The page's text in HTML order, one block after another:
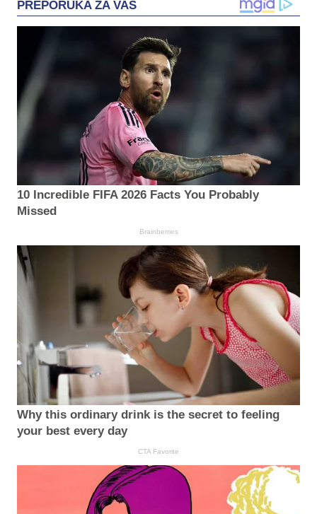
PREPORUKA ZA VAS
10 Incredible FIFA 2026 Facts You Probably
Missed
Brainberries
Why this ordinary drink is the secret to feeling
your best every day
CTA Favorite